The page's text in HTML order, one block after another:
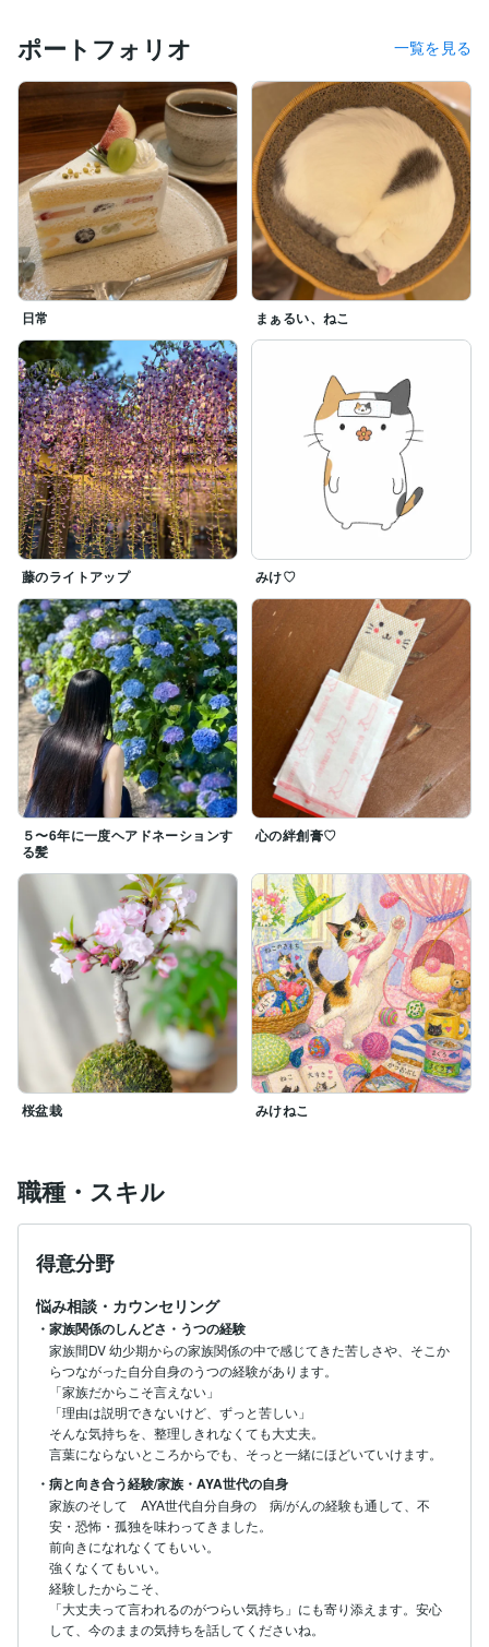
恋しくなった時。
• 頭の整理： 忙しすぎてパニックな時、声に出して整理
したい時。
• 嬉しい報告： 誰かにちょっと自慢したい小さな幸せの
お裾分け♪
お電話を切る頃には心が少しだけ柔らかくなっていたら
いいなぁ
「ちょっとお耳貸して〜」という軽い気持ちで、いつで
もお気軽にお声がけくださいね。お喋りを楽しみに待っ
ポートフォリオ 一覧を見る
日常 まぁるい、ねこ
藤のライトアップ みけ♡
５〜6年に一度ヘアドネーションす
る髪
心の絆創膏♡
桜盆栽 みけねこ
職種・スキル
得意分野
悩み相談・カウンセリング
・家族関係のしんどさ・うつの経験
家族間DV 幼少期からの家族関係の中で感じてきた苦しさや、そこか
らつながった自分自身のうつの経験があります。
「家族だからこそ言えない」
「理由は説明できないけど、ずっと苦しい」
そんな気持ちを、整理しきれなくても大丈夫。
・病と向き合う経験/家族・AYA世代の自身
家族のそして　AYA世代自分自身の　病/がんの経験も通して、不
安・恐怖・孤独を味わってきました。
前向きになれなくてもいい。
強くなくてもいい。
経験したからこそ、
「大丈夫って言われるのがつらい気持ち」にも寄り添えます。安心
して、今のままの気持ちを話してくださいね。